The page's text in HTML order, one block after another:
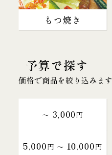
もつ焼き
予算で探す
価格で商品を絞り込みます
～ 3,000円
5,000円 〜 10,000円